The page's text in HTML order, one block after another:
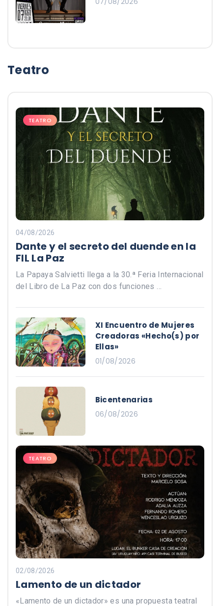
Teatro
TEATRO
04/08/2026
Dante y el secreto del duende en la
FIL La Paz
La Papaya Salvietti llega a la 30.ª Feria Internacional
del Libro de La Paz con dos funciones …
XI Encuentro de Mujeres
Creadoras «Hecho(s) por
Ellas»
01/08/2026
Bicentenarias
06/08/2026
TEATRO
02/08/2026
Lamento de un dictador
«Lamento de un dictador» es una propuesta teatral